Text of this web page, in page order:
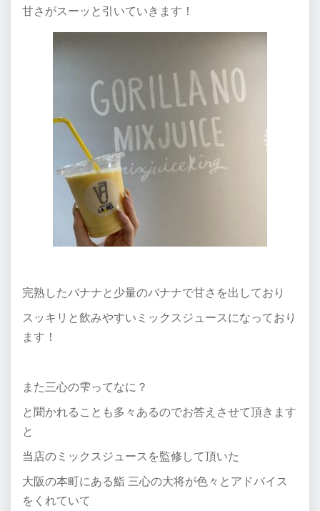
甘さがスーッと引いていきます！
完熟したバナナと少量のバナナで甘さを出しており
スッキリと飲みやすいミックスジュースになっており
ます！
また三心の雫ってなに？
と聞かれることも多々あるのでお答えさせて頂きます
と
当店のミックスジュースを監修して頂いた
大阪の本町にある鮨 三心の大将が色々とアドバイス
をくれていて